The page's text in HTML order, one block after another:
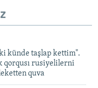
künde taşlap kettim".
qorqusı rusiyelilerni
quva